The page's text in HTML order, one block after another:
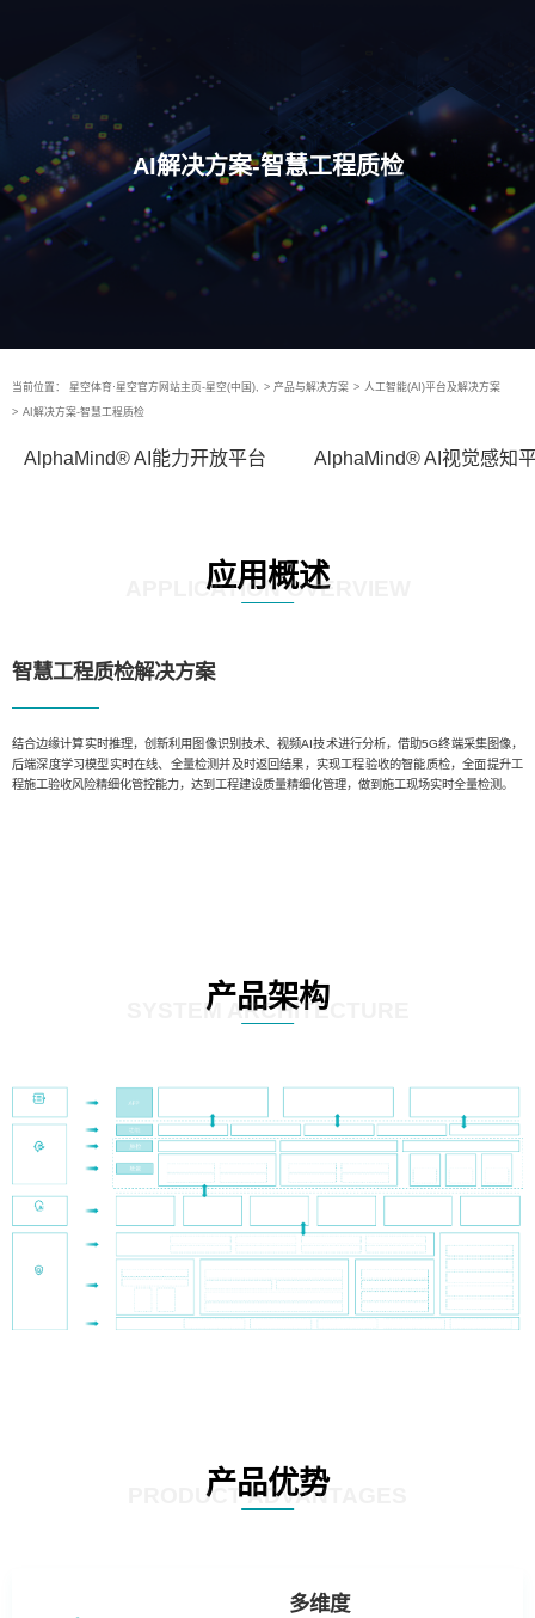
AI解决方案-智慧工程质检
当前位置： 星空体育·星空官方网站主页-星空(中国), > 产品与解决方案 > 人工智能(AI)平台及解决方案
> AI解决方案-智慧工程质检
AlphaMind® AI能力开放平台 AlphaMind® AI视觉感知
应用概述
APPLICATION OVERVIEW
智慧工程质检解决方案
结合边缘计算实时推理，创新利用图像识别技术、视频AI技术进行分析，借助5G终端采集图像，
后端深度学习模型实时在线、全量检测并及时返回结果，实现工程验收的智能质检，全面提升工
程施工验收风险精细化管控能力，达到工程建设质量精细化管理，做到施工现场实时全量检测。
产品架构
SYSTEM ARCHITECTURE
产品优势
PRODUCT ADVANTAGES
多维度